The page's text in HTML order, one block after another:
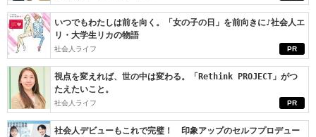
PR
いつでもわたしは前を向く。「女の子の日」を前向きに♪社会人エ
リ・大学生リカの物語
社会人ライフ
PR
視点を変えれば、世の中は変わる。「Rethink PROJECT」がつ
たえたいこと。
社会人ライフ
社会人デビューもこれで完璧！ 印象アップのセルフプロデュー